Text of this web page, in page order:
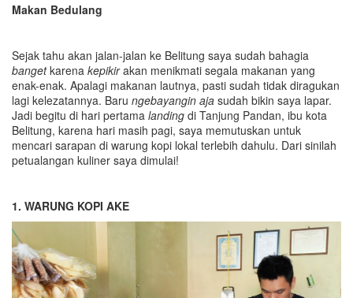
Makan Bedulang
Sejak tahu akan jalan-jalan ke Belitung saya sudah bahagia
bangetkarena kepikirakan menikmati segala makanan yang
enak-enak. Apalagi makanan lautnya, pasti sudah tidak diragukan
lagi kelezatannya. Baru ngebayangin aja sudah bikin saya lapar.
Jadi begitu di hari pertama landing di Tanjung Pandan, ibu kota
Belitung, karena hari masih pagi, saya memutuskan untuk
mencari sarapan di warung kopi lokal terlebih dahulu. Dari sinilah
petualangan kuliner saya dimulai!
1. WARUNG KOPI AKE